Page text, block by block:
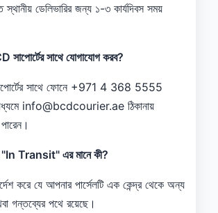
স্থানীয় ডেলিভারির জন্য ১-৩ কার্যদিবস সময়
সাপোর্টের সাথে যোগাযোগ করব?
সাথে ফোনে +971 4 368 5555
info@bcdcourier.ae ঠিকানায়
"In Transit" এর মানে কী?
করে যে আপনার পার্সেলটি এক কেন্দ্র থেকে অন্য
গন্তব্যের পথে রয়েছে।